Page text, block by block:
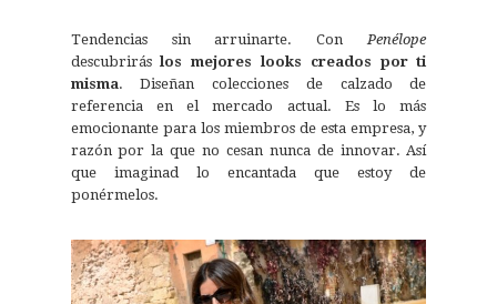
Tendencias sin arruinarte. Con Penélope
descubriráslos mejores looks creados por ti
misma. Diseñan colecciones de calzado de
referencia en el mercado actual. Es lo más
emocionante para los miembros de esta empresa, y
razón por la que no cesan nunca de innovar. Así
que imaginad lo encantada que estoy de
ponérmelos.